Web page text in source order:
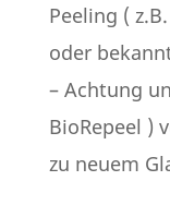
Peeling (
oder
– Achtung
BioRepeel )
zu neuem